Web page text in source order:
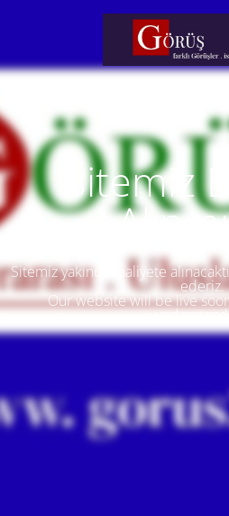
Sitemiz
Sitemiz yakında faaliyete
ederiz.
Our website will be live